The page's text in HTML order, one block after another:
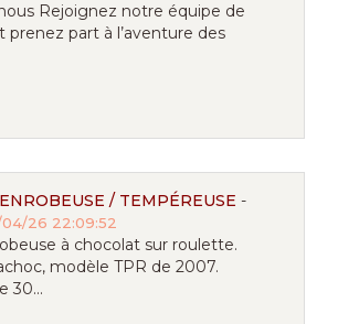
Rejoignez notre équipe de
prenez part à l’aventure des
/ TEMPÉREUSE -
26 22:09:52
à chocolat sur roulette.
modèle TPR de 2007.
30...